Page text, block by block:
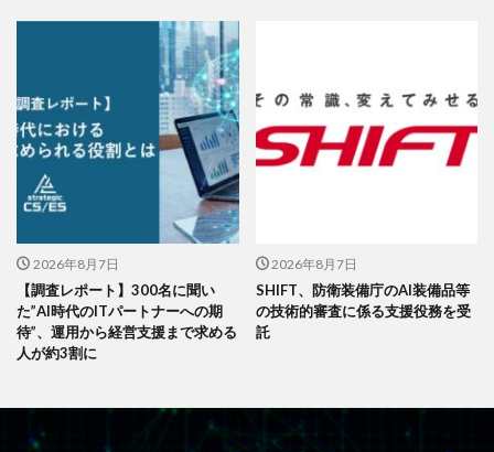
2026年8月7日
【調査レポート】300名に聞い
た”AI時代のITパートナーへの期
待”、運用から経営支援まで求める
人が約3割に
2026年8月7日
SHIFT、防衛装備庁のAI装備品等
の技術的審査に係る支援役務を受
託